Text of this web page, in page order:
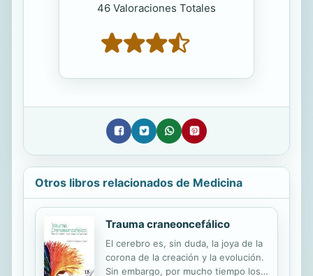
46 Valoraciones Totales
Otros libros relacionados de Medicina
Trauma craneoncefálico
El cerebro es, sin duda, la joya de la
corona de la creación y la evolución.
Sin embargo, por mucho tiempo los